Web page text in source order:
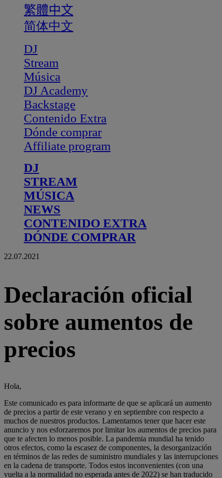
繁體中文
简体中文
DJ
Stream
Música
DJ Academy
Backstage
Contenido Extra
Dónde comprar
Affiliate program
DJ
STREAM
MÚSICA
NEWS
CONTENIDO EXTRA
DÓNDE COMPRAR
22.07.2021
Declaración oficial
sobre aumentos de
precios
Hola,
Este comunicado es para informarte de que se aplicará un aumento
de precios a partir de este verano y en septiembre con respecto a
muchos de nuestros productos. Lamentamos tener que hacer este
anuncio y nos esforzaremos por limitar los aumentos de precios para
que te afecten lo menos posible. La pandemia mundial ha tenido
otros efectos, como la escasez de componentes, la desorganización
en términos de las redes de suministro mundiales y las interrupciones
en la cadena de transporte. Todos estos inconvenientes (con una
vuelta a la normalidad no esperada antes de 2022) se han traducido